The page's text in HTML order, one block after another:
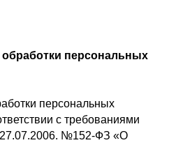
персональных
персональных
с требованиями
27.07.2006. №152-ФЗ «О